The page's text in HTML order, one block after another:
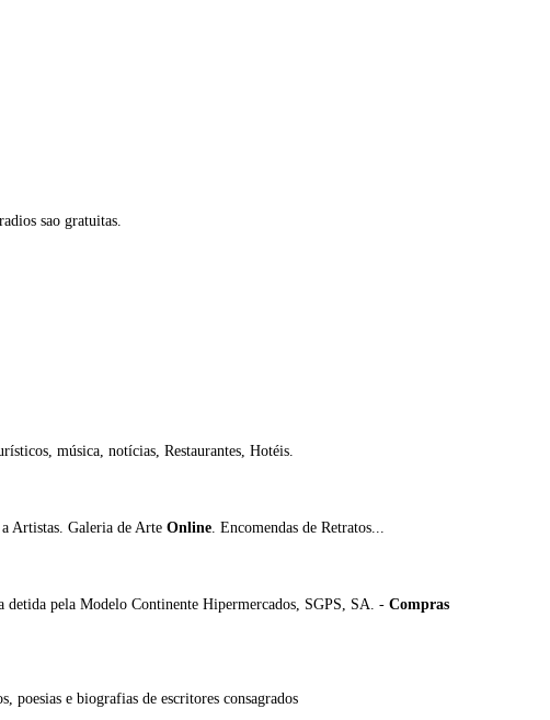
sao gratuitas.
música, notícias, Restaurantes, Hotéis.
Artistas. Galeria de Arte Online. Encomendas de Retratos...
pela Modelo Continente Hipermercados, SGPS, SA. - Compras
poesias e biografias de escritores consagrados